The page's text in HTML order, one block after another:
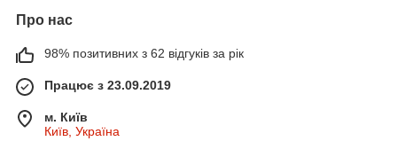
Про нас
98% позитивних з 62 відгуків за рік
Працює з 23.09.2019
м. Київ
Київ, Україна